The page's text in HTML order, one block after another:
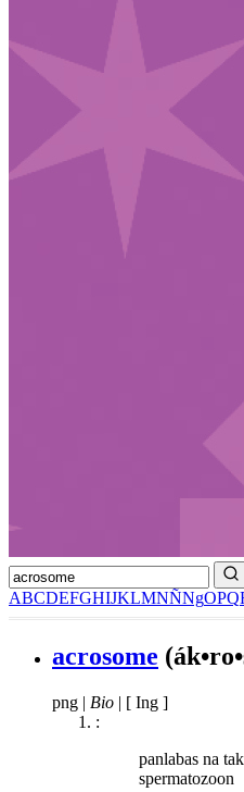
ABCDEFGHIJKLMNÑNgOPQ
acrosome
png | Bio | [ Ing ]
:
panlabas na
spermatozoon